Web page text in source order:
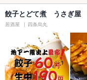
餃子とどて煮 うさぎ屋
居酒屋 四条烏丸